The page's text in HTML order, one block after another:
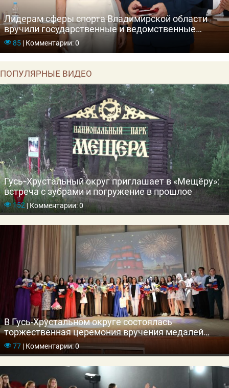
Лидерам сферы спорта Владимирской области
вручили государственные и ведомственные
награды
85 |Комментарии: 0
ПОПУЛЯРНЫЕ ВИДЕО
Гусь‑Хрустальный округ приглашает в «Мещёру»:
встреча с зубрами и погружение в прошлое
152|Комментарии: 0
В Гусь-Хрустальном округе состоялась
торжественная церемония вручения медалей
выпускникам школ
77 |Комментарии: 0